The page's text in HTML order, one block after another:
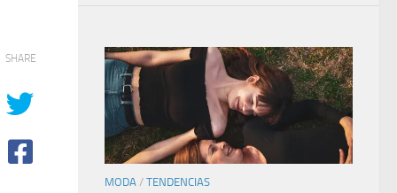
SHARE
MODA / TENDENCIAS